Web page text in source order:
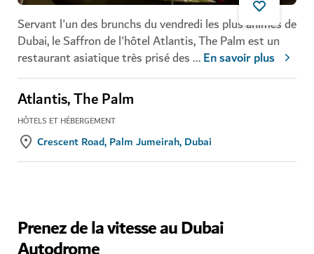
Servant l'un des brunchs du vendredi les plus animés de
Dubai, le Saffron de l'hôtel Atlantis, The Palm est un
restaurant asiatique très prisé des...En savoir plus
Atlantis, The Palm
HÔTELS ET HÉBERGEMENT
Crescent Road, Palm Jumeirah, Dubai
Prenez de la vitesse au Dubai